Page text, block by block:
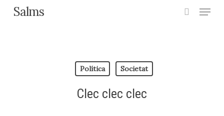
SkipSalms Menu
Política Societat
Clec clec clec